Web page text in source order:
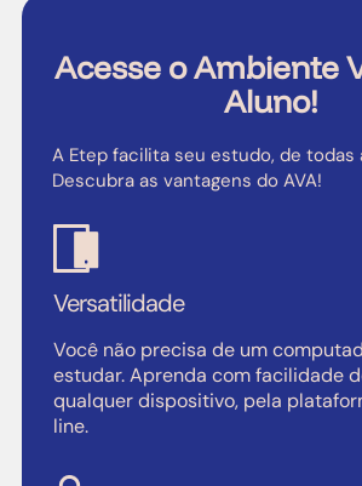
Acesse o Ambiente
Aluno!
A Etep facilita seu estudo, de todas
Descubra as vantagens do AVA!
Versatilidade
Você não precisa de um
estudar. Aprenda com facilidade
qualquer dispositivo, pela
line.